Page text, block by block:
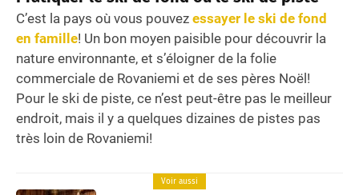
C’est la pays où vous pouvez essayer le ski de fond
en famille! Un bon moyen paisible pour découvrir la
nature environnante, et s’éloigner de la folie
commerciale de Rovaniemi et de ses pères Noël!
Pour le ski de piste, ce n’est peut-être pas le meilleur
endroit, mais il y a quelques dizaines de pistes pas
très loin de Rovaniemi!
Voir aussi